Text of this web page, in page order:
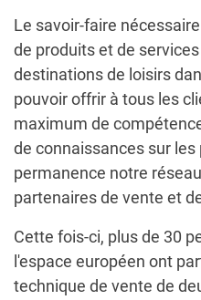
Le savoir-faire
de produits et de
destinations de loisirs
pouvoir offrir à tous les
maximum de
de connaissances sur
permanence notre
partenaires de vente et
Cette fois-ci, plus de 30
l'espace européen ont
technique de vente de